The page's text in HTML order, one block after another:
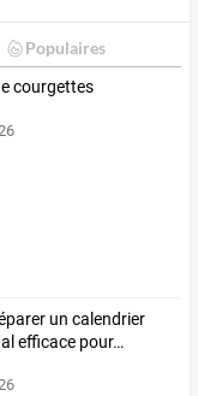
Populaires
courgettes
un calendrier
efficace pour…